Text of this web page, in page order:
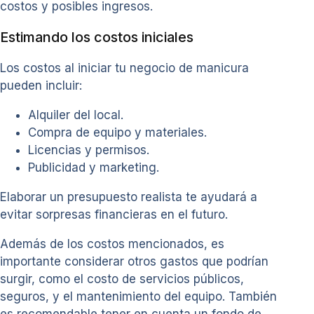
costos y posibles ingresos.
Estimando los costos iniciales
Los costos al iniciar tu negocio de manicura
pueden incluir:
Alquiler del local.
Compra de equipo y materiales.
Licencias y permisos.
Publicidad y marketing.
Elaborar un presupuesto realista te ayudará a
evitar sorpresas financieras en el futuro.
Además de los costos mencionados, es
importante considerar otros gastos que podrían
surgir, como el costo de servicios públicos,
seguros, y el mantenimiento del equipo. También